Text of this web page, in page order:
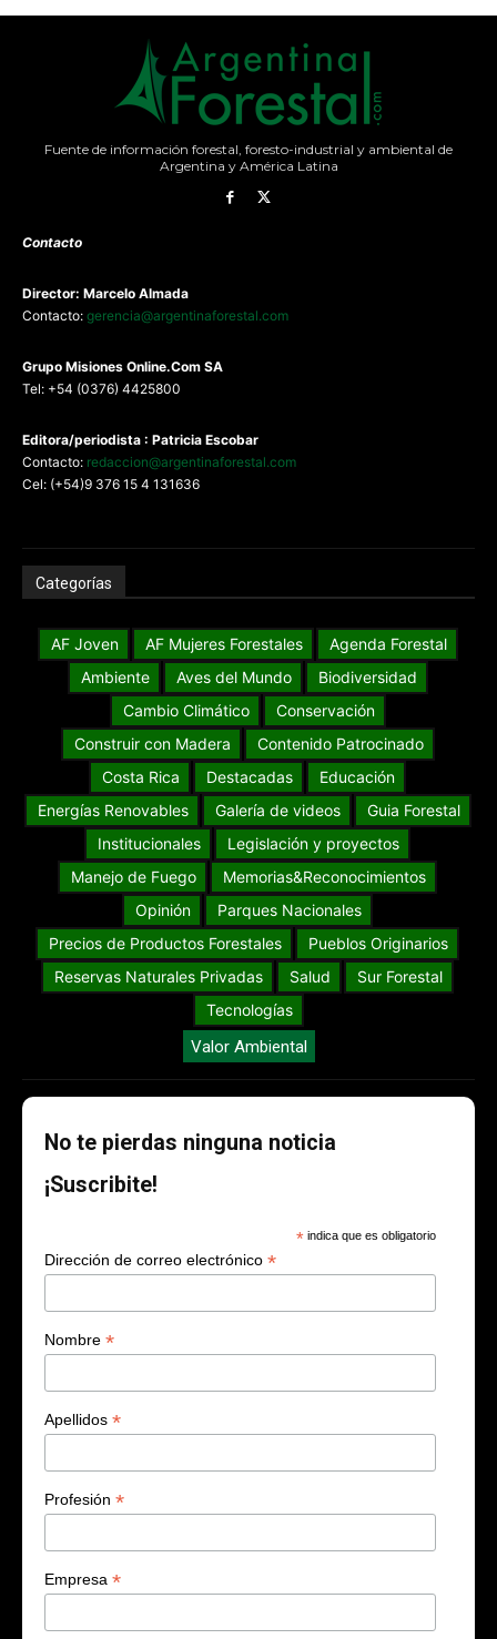
Fuente de información forestal, foresto-industrial y ambiental de
Argentina y América Latina
Contacto
Director: Marcelo Almada
Contacto: gerencia@argentinaforestal.com
Grupo Misiones Online.Com SA
Tel: +54 (0376) 4425800
Editora/periodista : Patricia Escobar
Contacto: redaccion@argentinaforestal.com
Cel: (+54)9 376 15 4 131636
Categorías
AF Joven AF Mujeres Forestales
Agenda Forestal
Ambiente
Aves del Mundo
Biodiversidad
Cambio Climático
Conservación
Construir con Madera
Contenido Patrocinado
Costa Rica
Destacadas
Educación
Energías Renovables
Galería de videos
Guia Forestal
Institucionales
Legislación y proyectos
Manejo de Fuego
Memorias&Reconocimientos
Opinión
Parques Nacionales
Precios de Productos Forestales
Pueblos Originarios
Reservas Naturales Privadas
Salud
Sur Forestal
Tecnologías
Valor Ambiental
No te pierdas ninguna noticia
¡Suscribite!
* indica que es obligatorio
Dirección de correo electrónico *
Nombre *
Apellidos *
Profesión *
Empresa *